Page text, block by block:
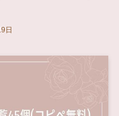
日